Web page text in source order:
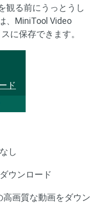
観る前にうっとうし
、MiniTool Video
に保存できます。
ド
し
ウンロード
高画質な動画をダウン